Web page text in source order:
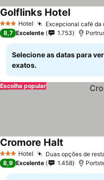
3 EstrelasHotel Excepcional café da
Golflinks HotelVer
8,7 Excelente 1.753
Selecione as datas para
exatos.
Escolha popular
3 EstrelasHotel Duas opções de
Cromore Halt
8,9 Excelente 1.458